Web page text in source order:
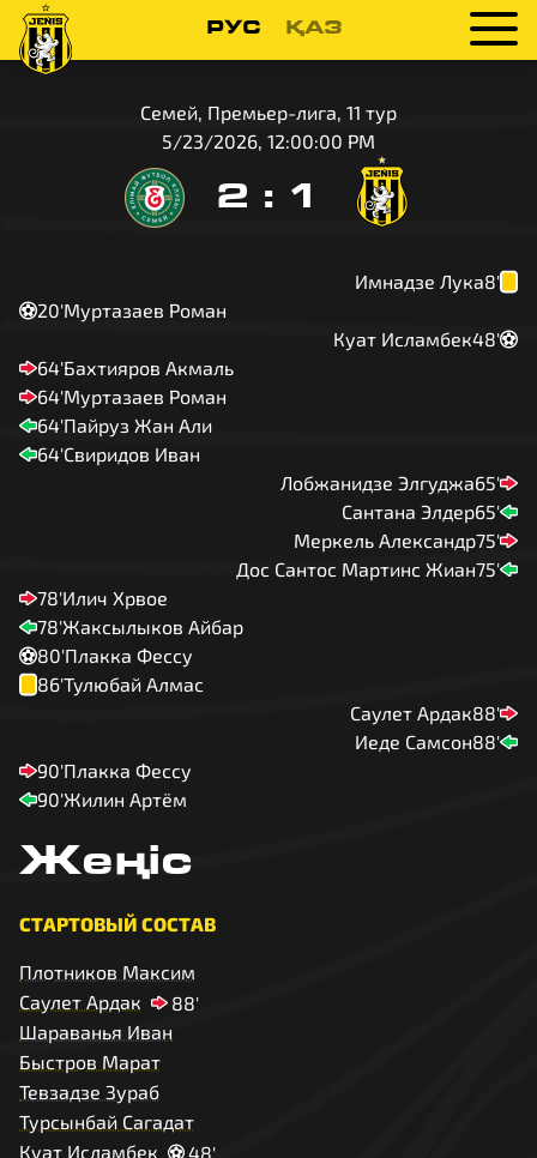
РУС ҚАЗ
Семей, Премьер-лига, 11 тур
5/23/2026, 12:00:00 PM
1
:
2
8'
Имнадзе Лука
20'Муртазаев Роман
48'
Куат Исламбек
64'Бахтияров Акмаль
64'Муртазаев Роман
64'Пайруз Жан Али
64'Свиридов Иван
65'
Лобжанидзе Элгуджа
65'
Сантана Элдер
75'
Меркель Александр
75'
Дос Сантос Мартинс Жиан
78'Илич Хрвое
78'Жаксылыков Айбар
80'Плакка Фессу
86'Тулюбай Алмас
88'
Саулет Ардак
88'
Иеде Самсон
90'Плакка Фессу
90'Жилин Артём
Жеңіс
СТАРТОВЫЙ СОСТАВ
Плотников Максим
Саулет Ардак
88'
Шараванья Иван
Быстров Марат
Тевзадзе Зураб
Турсынбай Сагадат
Куат Исламбек
48'